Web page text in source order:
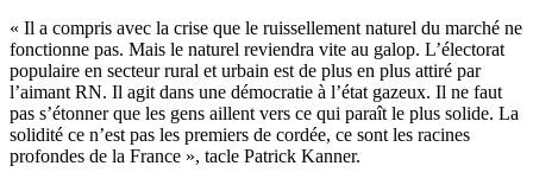
« Il a compris avec la crise que le ruissellement naturel du marché ne
fonctionne pas. Mais le naturel reviendra vite au galop. L’électorat
populaire en secteur rural et urbain est de plus en plus attiré par
l’aimant RN. Il agit dans une démocratie à l’état gazeux. Il ne faut
pas s’étonner que les gens aillent vers ce qui paraît le plus solide. La
solidité ce n’est pas les premiers de cordée, ce sont les racines
profondes de la France », tacle Patrick Kanner.